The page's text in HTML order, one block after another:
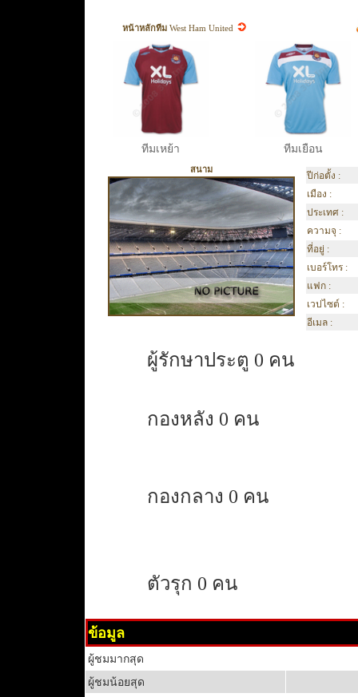
หน้าหลักทีม West Ham United
ทีมเหย้า ทีมเยือน
สนาม
ปีก่อตั้ง :
เมือง :
ประเทศ :
ความจุ :
ที่อยู่ :
เบอร์โทร :
แฟก :
เวปไซต์ :
อีเมล :
ผู้รักษาประตู 0 คน
กองหลัง 0 คน
กองกลาง 0 คน
ตัวรุก 0 คน
ข้อมูล
ผู้ชมมากสุด
ผู้ชมน้อยสุด